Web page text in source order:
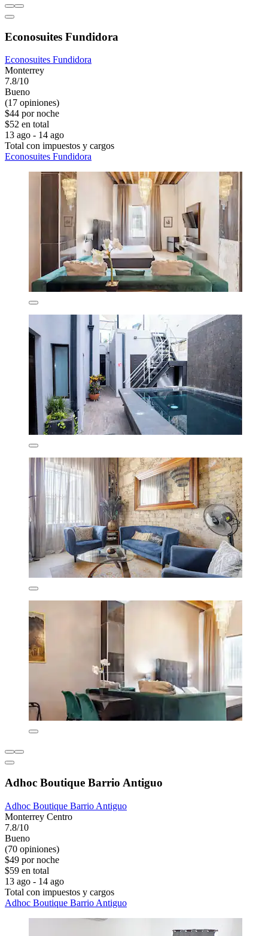
Econosuites Fundidora
Econosuites Fundidora
Monterrey
7.8/10
Bueno
(17 opiniones)
$44 por noche
$52 en total
13 ago - 14 ago
Total con impuestos y cargos
Econosuites Fundidora
Adhoc Boutique Barrio Antiguo
Adhoc Boutique Barrio Antiguo
Monterrey Centro
7.8/10
Bueno
(70 opiniones)
$49 por noche
$59 en total
13 ago - 14 ago
Total con impuestos y cargos
Adhoc Boutique Barrio Antiguo